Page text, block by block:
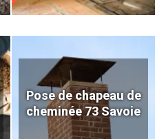
Pose de chapeau de
cheminée 73 Savoie